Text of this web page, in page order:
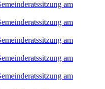
am
am
am
am
am